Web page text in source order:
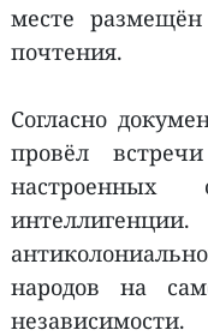
месте
почтения.
Согласно
провёл
настроенных
народов на
независимости.